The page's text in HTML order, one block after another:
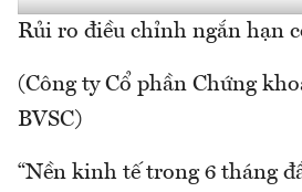
Rủi ro điều chỉnh ngắn hạn
(Công ty Cổ phần Chứng
BVSC)
“Nền kinh tế trong 6 tháng